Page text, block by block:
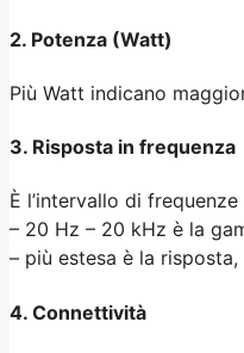
2. Potenza (Watt)
Più Watt indicano
3. Risposta in frequenza
È l’intervallo di
– 20 Hz – 20 kHz è la
– più estesa è la
4. Connettività